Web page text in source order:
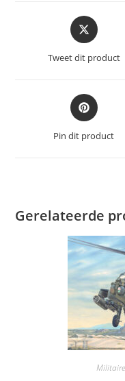
Opent
in
een
nieuw
Tweet dit product
Opent
in
een
nieuw
Pin dit product
Gerelateerde